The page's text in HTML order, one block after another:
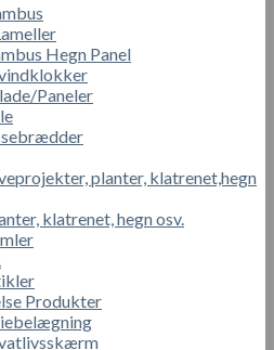
Hegn Panel
Paneler
planter, klatrenet,hegn
klatrenet, hegn osv.
Produkter